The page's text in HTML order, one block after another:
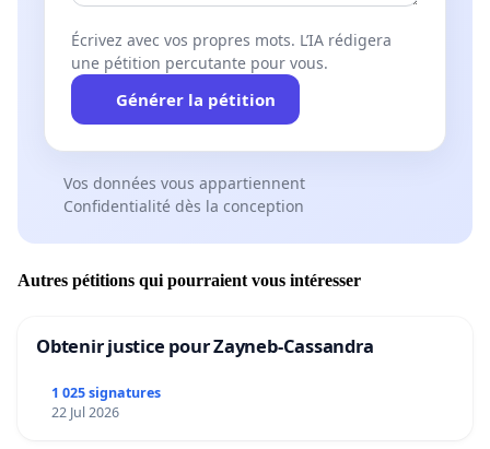
Écrivez avec vos propres mots. L’IA rédigera
une pétition percutante pour vous.
Générer la pétition
Vos données vous appartiennent
Confidentialité dès la conception
Autres pétitions qui pourraient vous intéresser
Obtenir justice pour Zayneb-Cassandra
1 025 signatures
22 Jul 2026